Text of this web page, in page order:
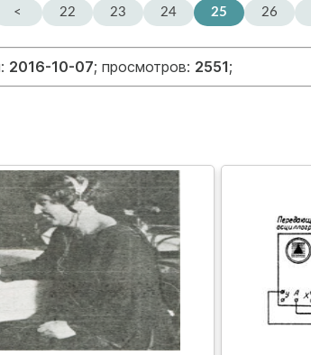
< 22 23 24 25 26
2016-10-07; просмотров: 2551;